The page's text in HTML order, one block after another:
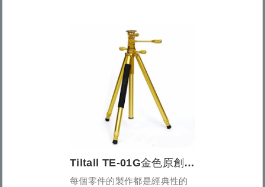
Tiltall TE-01G金色原創經典三腳架
每個零件的製作都是經典性的